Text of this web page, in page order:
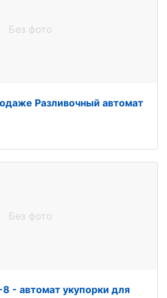
Без фото
Разливочный автомат
Без фото
- автомат укупорки для